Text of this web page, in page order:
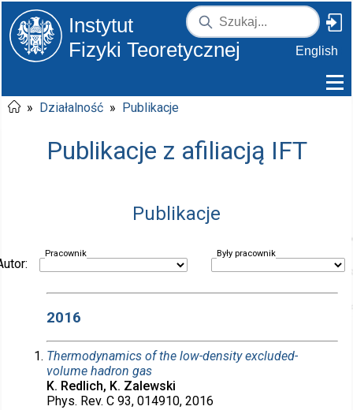
Instytut
Fizyki Teoretycznej
English
» Działalność » Publikacje
Publikacje z afiliacją IFT
Publikacje
Pracownik Były pracownik
2016
Thermodynamics of the low-density excluded-
volume hadron gas
K. Redlich, K. Zalewski
Phys. Rev. C 93, 014910, 2016